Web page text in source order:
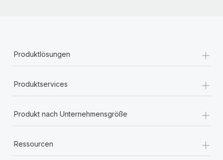
Produktlösungen +
Produktservices +
Produkt nach Unternehmensgröße +
Ressourcen +